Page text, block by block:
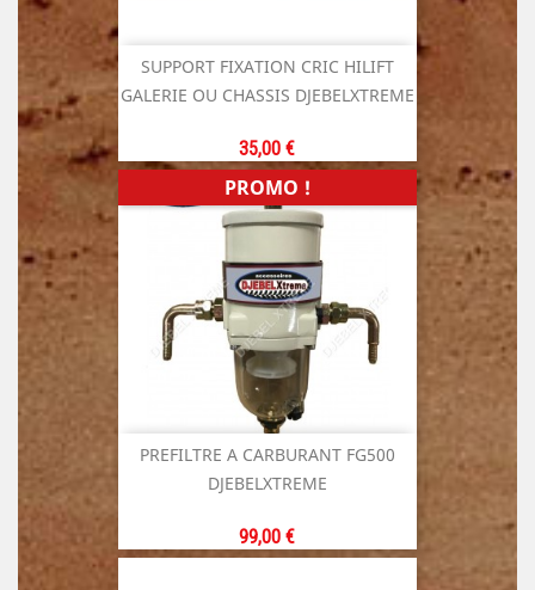
SUPPORT FIXATION CRIC HILIFT
GALERIE OU CHASSIS DJEBELXTREME
Prix
35,00 €
PREFILTRE A CARBURANT FG500
DJEBELXTREME
Prix
99,00 €
PROMO !